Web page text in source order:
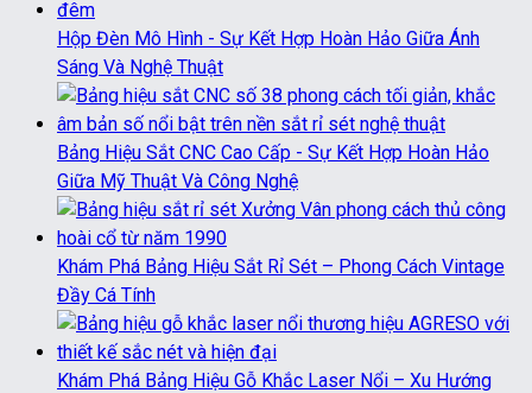
Hộp Đèn Mô Hình - Sự Kết Hợp Hoàn Hảo Giữa Ánh
Sáng Và Nghệ Thuật
Bảng Hiệu Sắt CNC Cao Cấp - Sự Kết Hợp Hoàn Hảo
Giữa Mỹ Thuật Và Công Nghệ
Khám Phá Bảng Hiệu Sắt Rỉ Sét – Phong Cách Vintage
Đầy Cá Tính
Khám Phá Bảng Hiệu Gỗ Khắc Laser Nổi – Xu Hướng